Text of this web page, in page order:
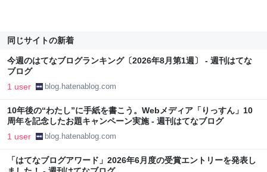
同じサイトの新着
今週のはてなブログランキング〔2026年8月第1週〕 - 週刊はてな
ブログ
1 user blog.hatenablog.com
10年後の“わたし”に手紙を書こう。Webメディア「りっすん」10
周年を記念したお題キャンペーン実施 - 週刊はてなブログ
1 user blog.hatenablog.com
「はてなブログアワード」2026年6月度の受賞エントリーを発表し